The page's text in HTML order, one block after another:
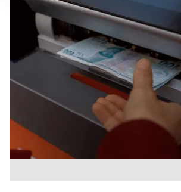
takdirde, kullanıcılara hedefli reklamlar
gösterilmeyecektir."
Sizlere daha iyi bir hizmet sunabilmek
Sitemizde kendimize ve üçüncü kişilere
kullanılmaktadır. Bu çerezler
verileriniz işlenmekte olup gerekli olan
toplumu hizmetlerinin sunulması amacıyla
kullanılmaktadır. Diğer çerezler,
kılınması ve kişiselleştirilmesi ve
reklam/pazarlama faaliyetlerinin